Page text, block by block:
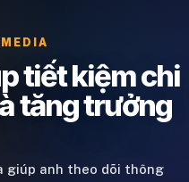
tiết kiệm chi
tăng trưởng
giúp anh theo dõi thông